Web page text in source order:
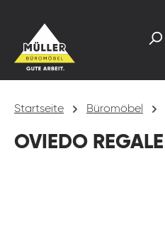
Startseite Büromöbel
OVIEDO REGALE